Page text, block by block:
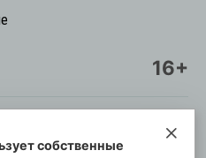
16+
портал
собственные